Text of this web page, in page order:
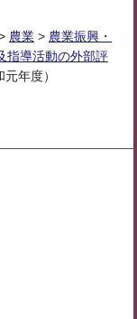
農業 > 農業振興・
指導活動の外部評
年度）